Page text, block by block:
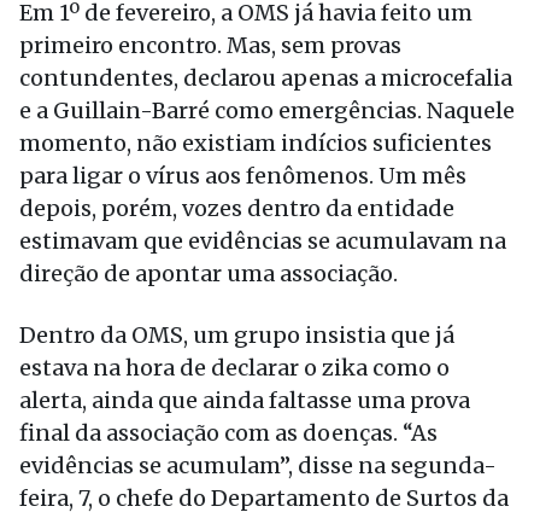
Em 1º de fevereiro, a OMS já havia feito um
primeiro encontro. Mas, sem provas
contundentes, declarou apenas a microcefalia
e a Guillain-Barré como emergências. Naquele
momento, não existiam indícios suficientes
para ligar o vírus aos fenômenos. Um mês
depois, porém, vozes dentro da entidade
estimavam que evidências se acumulavam na
direção de apontar uma associação.
Dentro da OMS, um grupo insistia que já
estava na hora de declarar o zika como o
alerta, ainda que ainda faltasse uma prova
final da associação com as doenças. “As
evidências se acumulam”, disse na segunda-
feira, 7, o chefe do Departamento de Surtos da